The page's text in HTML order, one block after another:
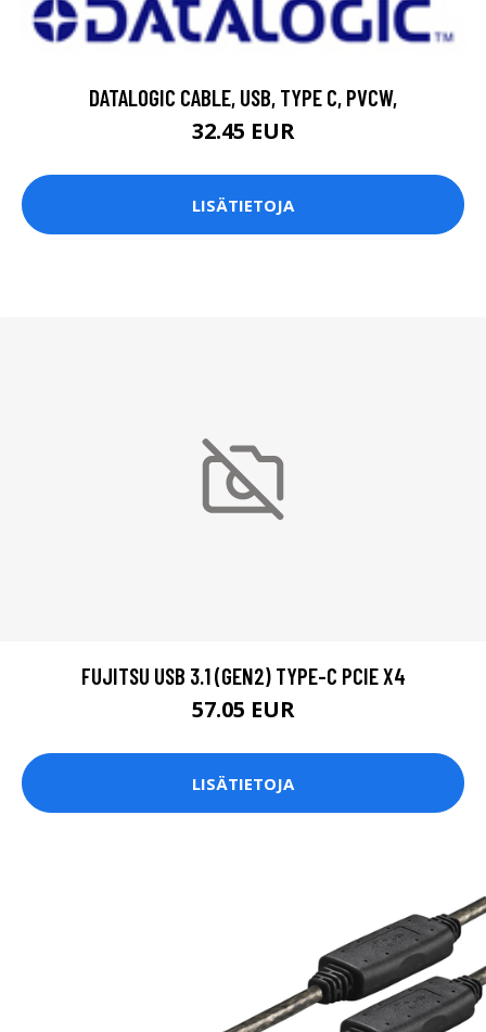
DATALOGIC CABLE, USB, TYPE C, PVCW,
32.45 EUR
LISÄTIETOJA
FUJITSU USB 3.1 (GEN2) TYPE-C PCIE X4
57.05 EUR
LISÄTIETOJA